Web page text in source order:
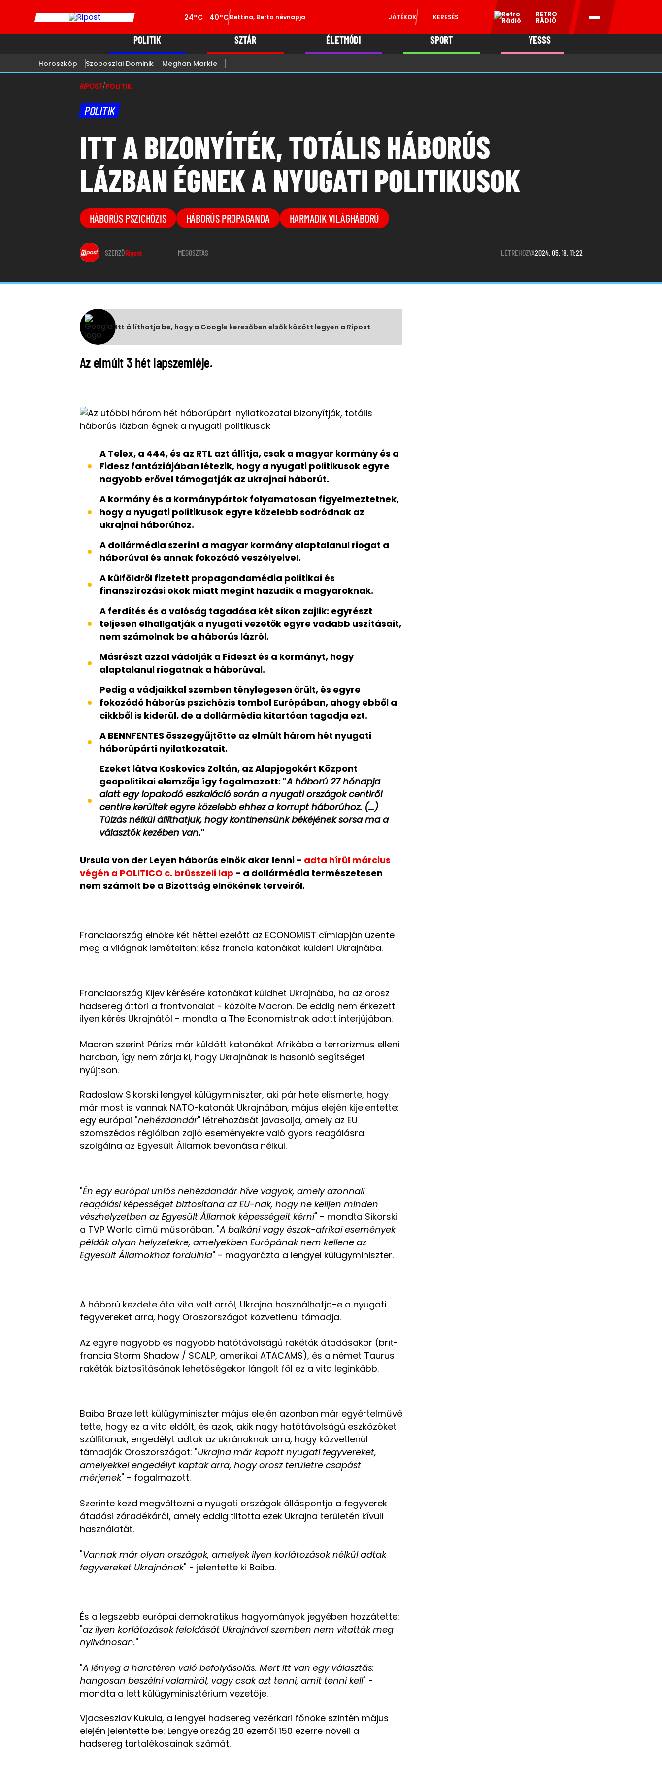
24°C 40°CBettina, Berta névnapja JÁTÉKOK KERESÉS RETRO
RÁDIÓ
POLITIK SZTÁR ÉLETMÓDI SPORT YESSS
Horoszkóp Szoboszlai Dominik Meghan Markle
RIPOST/POLITIK
POLITIK
ITT A BIZONYÍTÉK, TOTÁLIS HÁBORÚS
LÁZBAN ÉGNEK A NYUGATI POLITIKUSOK
HÁBORÚS PSZICHÓZIS HÁBORÚS PROPAGANDA HARMADIK VILÁGHÁBORÚ
SZERZŐRipost MEGOSZTÁS LÉTREHOZVA2024. 05. 18. 11:22
Itt állíthatja be, hogy a Google keresőben elsők között legyen a Ripost
Az elmúlt 3 hét lapszemléje.
A Telex, a 444, és az RTL azt állítja, csak a magyar kormány és a
Fidesz fantáziájában létezik, hogy a nyugati politikusok egyre
nagyobb erővel támogatják az ukrajnai háborút.
A kormány és a kormánypártok folyamatosan figyelmeztetnek,
hogy a nyugati politikusok egyre közelebb sodródnak az
ukrajnai háborúhoz.
A dollármédia szerint a magyar kormány alaptalanul riogat a
háborúval és annak fokozódó veszélyeivel.
A külföldről fizetett propagandamédia politikai és
finanszírozási okok miatt megint hazudik a magyaroknak.
A ferdítés és a valóság tagadása két síkon zajlik: egyrészt
teljesen elhallgatják a nyugati vezetők egyre vadabb uszításait,
nem számolnak be a háborús lázról.
Másrészt azzal vádolják a Fideszt és a kormányt, hogy
alaptalanul riogatnak a háborúval.
Pedig a vádjaikkal szemben ténylegesen őrült, és egyre
fokozódó háborús pszichózis tombol Európában, ahogy ebből a
cikkből is kiderül, de a dollármédia kitartóan tagadja ezt.
A BENNFENTES összegyűjtötte az elmúlt három hét nyugati
háborúpárti nyilatkozatait.
Ezeket látva Koskovics Zoltán, az Alapjogokért Központ
geopolitikai elemzője így fogalmazott: "A háború 27 hónapja
alatt egy lopakodó eszkaláció során a nyugati országok centiről
centire kerültek egyre közelebb ehhez a korrupt háborúhoz. (...)
Túlzás nélkül állíthatjuk, hogy kontinensünk békéjének sorsa ma a
választók kezében van."
Ursula von der Leyen háborús elnök akar lenni - adta hírül március
végén a POLITICO c. brüsszeli lap - a dollármédia természetesen
nem számolt be a Bizottság elnökének terveiről.
Franciaország elnöke két héttel ezelőtt az ECONOMIST címlapján üzente
meg a világnak ismételten: kész francia katonákat küldeni Ukrajnába.
Franciaország Kijev kérésére katonákat küldhet Ukrajnába, ha az orosz
hadsereg áttöri a frontvonalat - közölte Macron. De eddig nem érkezett
ilyen kérés Ukrajnától - mondta a The Economistnak adott interjújában.
Macron szerint Párizs már küldött katonákat Afrikába a terrorizmus elleni
harcban, így nem zárja ki, hogy Ukrajnának is hasonló segítséget
nyújtson.
Radoslaw Sikorski lengyel külügyminiszter, aki pár hete elismerte, hogy
már most is vannak NATO-katonák Ukrajnában, május elején kijelentette:
egy európai "nehézdandár" létrehozását javasolja, amely az EU
szomszédos régióiban zajló eseményekre való gyors reagálásra
szolgálna az Egyesült Államok bevonása nélkül.
"Én egy európai uniós nehézdandár híve vagyok, amely azonnali
reagálási képességet biztosítana az EU-nak, hogy ne kelljen minden
vészhelyzetben az Egyesült Államok képességeit kérni" - mondta Sikorski
a TVP World című műsorában. "A balkáni vagy észak-afrikai események
példák olyan helyzetekre, amelyekben Európának nem kellene az
Egyesült Államokhoz fordulnia" - magyarázta a lengyel külügyminiszter.
A háború kezdete óta vita volt arról, Ukrajna használhatja-e a nyugati
fegyvereket arra, hogy Oroszországot közvetlenül támadja.
Az egyre nagyobb és nagyobb hatótávolságú rakéták átadásakor (brit-
francia Storm Shadow / SCALP, amerikai ATACAMS), és a német Taurus
rakéták biztosításának lehetőségekor lángolt föl ez a vita leginkább.
Baiba Braze lett külügyminiszter május elején azonban már egyértelművé
tette, hogy ez a vita eldőlt, és azok, akik nagy hatótávolságú eszközöket
szállítanak, engedélyt adtak az ukránoknak arra, hogy közvetlenül
támadják Oroszországot: "Ukrajna már kapott nyugati fegyvereket,
amelyekkel engedélyt kaptak arra, hogy orosz területre csapást
mérjenek" - fogalmazott.
Szerinte kezd megváltozni a nyugati országok álláspontja a fegyverek
átadási záradékáról, amely eddig tiltotta ezek Ukrajna területén kívüli
használatát.
"Vannak már olyan országok, amelyek ilyen korlátozások nélkül adtak
fegyvereket Ukrajnának" - jelentette ki Baiba.
És a legszebb európai demokratikus hagyományok jegyében hozzátette:
"az ilyen korlátozások feloldását Ukrajnával szemben nem vitatták meg
nyilvánosan."
"A lényeg a harctéren való befolyásolás. Mert itt van egy választás:
hangosan beszélni valamiről, vagy csak azt tenni, amit tenni kell" -
mondta a lett külügyminisztérium vezetője.
Vjacseszlav Kukula, a lengyel hadsereg vezérkari főnöke szintén május
elején jelentette be: Lengyelország 20 ezerről 150 ezerre növeli a
hadsereg tartalékosainak számát.